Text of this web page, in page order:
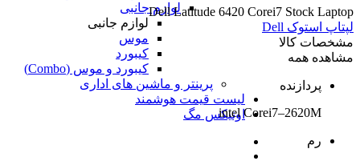
لوازم جانبی
لوازم جانبی
موس
کیبورد
کیبورد و موس (Combo)
پرینتر و ماشین های اداری
لیست قیمت هوشمند
اونیکس مگ
Dell Latitude 6420 Corei7 Stock Laptop
لپتاپ استوک Dell
مشخصات کالا
مشاهده همه
پردازنده
intel Corei7–2620M
رم